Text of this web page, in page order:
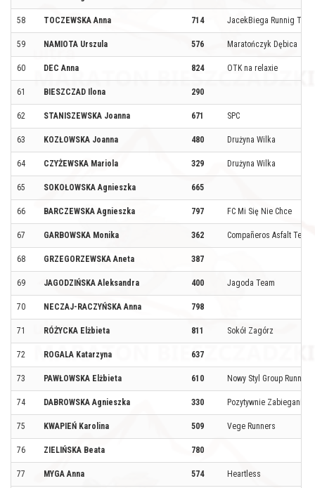
58 TOCZEWSKA Anna 714 JacekBiega Runnig Team
59 NAMIOTA Urszula 576 Maratończyk Dębica
60 DEC Anna 824 OTK na relaxie
61 BIESZCZAD Ilona 290
62 STANISZEWSKA Joanna 671 SPC
63 KOZŁOWSKA Joanna 480 Drużyna Wilka
64 CZYŻEWSKA Mariola 329 Drużyna Wilka
65 SOKOŁOWSKA Agnieszka 665
66 BARCZEWSKA Agnieszka 797 FC Mi Się Nie Chce
67 GARBOWSKA Monika 362 Compañeros Asfalt Team
68 GRZEGORZEWSKA Aneta 387
69 JAGODZIŃSKA Aleksandra 400 Jagoda Team
70 NECZAJ-RACZYŃSKA Anna 798
71 RÓŻYCKA Elżbieta 811 Sokół Zagórz
72 ROGALA Katarzyna 637
73 PAWŁOWSKA Elżbieta 610 Nowy Styl Group Running
74 DABROWSKA Agnieszka 330 Pozytywnie Zabiegani
75 KWAPIEŃ Karolina 509 Vege Runners
76 ZIELIŃSKA Beata 780
77 MYGA Anna 574 Heartless